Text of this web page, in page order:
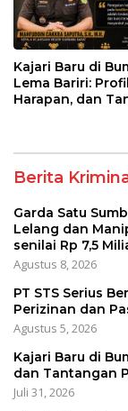
Kajari Baru di
Lema Bariri:
Harapan, dan
Berita
Garda Satu
Lelang dan
senilai Rp 7,5
Agustus 8, 2026
PT STS Serius
Perizinan dan
Agustus 5, 2026
Kajari Baru di
dan Tantangan
Juli 31, 2026